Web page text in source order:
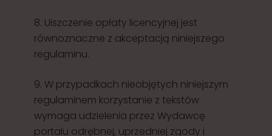
8. Uiszczenie opłaty licencyjnej jest
równoznaczne z akceptacją niniejszego
regulaminu.
9. W przypadkach nieobjętych niniejszym
regulaminem korzystanie z tekstów
wymaga udzielenia przez Wydawcę
portalu odrębnej, uprzedniej zgody i